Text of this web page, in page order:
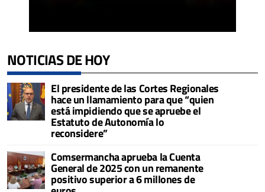
NOTICIAS DE HOY
El presidente de las Cortes Regionales
hace un llamamiento para que “quien
está impidiendo que se apruebe el
Estatuto de Autonomía lo
reconsidere”
Comsermancha aprueba la Cuenta
General de 2025 con un remanente
positivo superior a 6 millones de